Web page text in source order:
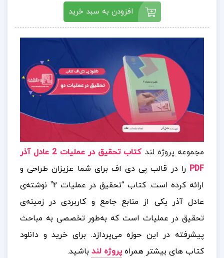
افزودن به سبد خرید
مجموعه پروژه لند
کتاب تحقیق در عملیات 2 عادل آذر
PDF را در قالب پی دی اف برای شما عزیزان طراحی و
ارائه کرده است. کتاب “تحقیق در عملیات ۲” نوشته‌ی
عادل آذر یکی از منابع جامع و کاربردی در زمینه‌ی
تحقیق در عملیات است که به‌طور تخصصی به مباحث
پیشرفته در این حوزه می‌پردازد. برای خرید و دانلود
کتاب های بیشتر همراهپروژه لند باشید.